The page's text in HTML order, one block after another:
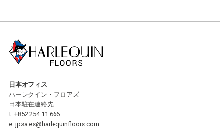
日本オフィス
ハーレクイン・フロアズ
日本駐在連絡先
t: +852 254 11 666
e: jpsales@harlequinfloors.com